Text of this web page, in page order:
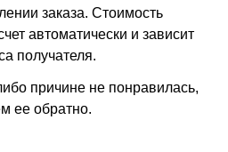
заказа. Стоимость
автоматически и зависит
получателя.
причине не понравилась,
ее обратно.